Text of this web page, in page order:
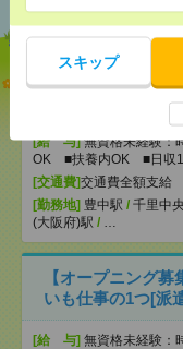
スキップ
志望動機も履歴
[給 与]無資格未経験：
OK ■扶養内OK ■日収1
[交通費]交通費全額支給
[勤務地] 豊中駅 / 千里中
(大阪府)駅 / …
【オープニング
いも仕事の1つ[派
[給 与] 無資格未経験